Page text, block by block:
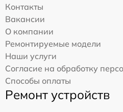
Контакты
Вакансии
О компании
Ремонтируемые модели
Наши услуги
Согласие на обработку
Способы оплаты
Ремонт устройств